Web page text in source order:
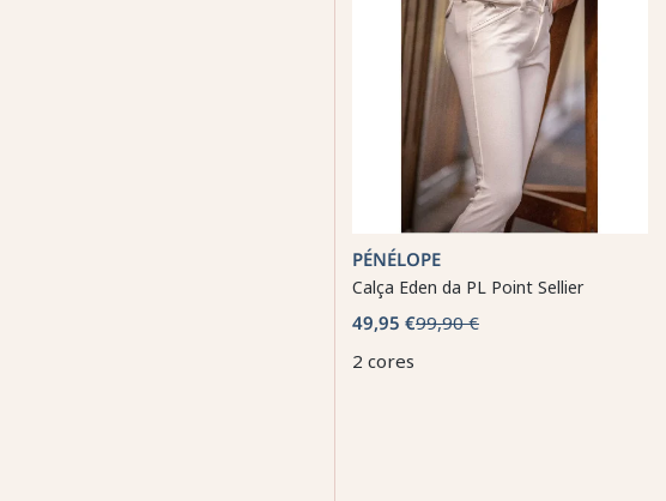
PÉNÉLOPE
Calça Eden da PL Point Sellier
49,95 €99,90 €
2 cores